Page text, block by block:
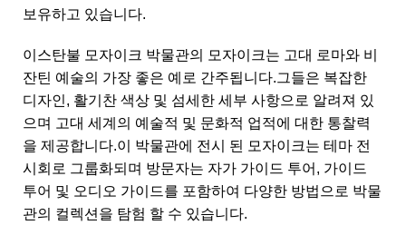
보유하고 있습니다.
이스탄불 모자이크 박물관의 모자이크는 고대 로마와 비
잔틴 예술의 가장 좋은 예로 간주됩니다.그들은 복잡한
디자인, 활기찬 색상 및 섬세한 세부 사항으로 알려져 있
으며 고대 세계의 예술적 및 문화적 업적에 대한 통찰력
을 제공합니다.이 박물관에 전시 된 모자이크는 테마 전
시회로 그룹화되며 방문자는 자가 가이드 투어, 가이드
투어 및 오디오 가이드를 포함하여 다양한 방법으로 박물
관의 컬렉션을 탐험 할 수 있습니다.